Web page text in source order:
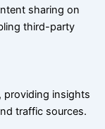
sharing on
third-party
providing insights
traffic sources.